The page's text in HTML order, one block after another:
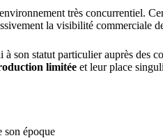
très concurrentiel.
la visibilité commerciale
son statut particulier auprès des
limitée et leur place
son époque